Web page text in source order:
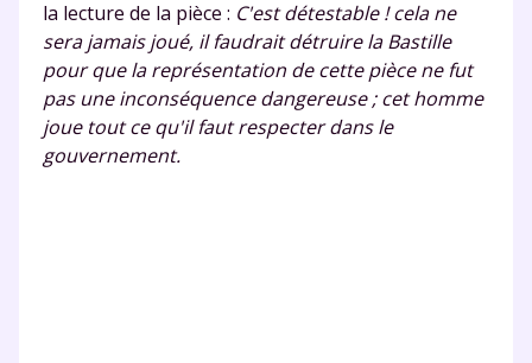
la lecture de la pièce : C'est détestable ! cela ne
sera jamais joué, il faudrait détruire la Bastille
pour que la représentation de cette pièce ne fut
pas une inconséquence dangereuse ; cet homme
joue tout ce qu'il faut respecter dans le
gouvernement.